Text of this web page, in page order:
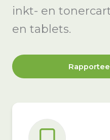
inkt- en
en tablets.